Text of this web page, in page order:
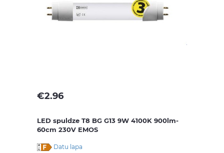
€2.96
LED spuldze T8 BG G13 9W 4100K 900lm-
60cm 230V EMOS
Datu lapa